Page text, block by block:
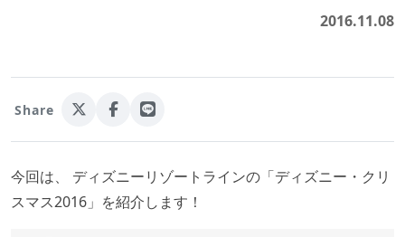
2016.11.08
Share
今回は、 ディズニーリゾートラインの「ディズニー・クリ
スマス2016」を紹介します！